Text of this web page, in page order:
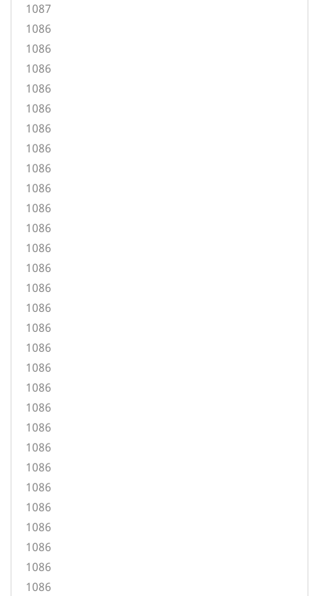
1087
1086
1086
1086
1086
1086
1086
1086
1086
1086
1086
1086
1086
1086
1086
1086
1086
1086
1086
1086
1086
1086
1086
1086
1086
1086
1086
1086
1086
1086